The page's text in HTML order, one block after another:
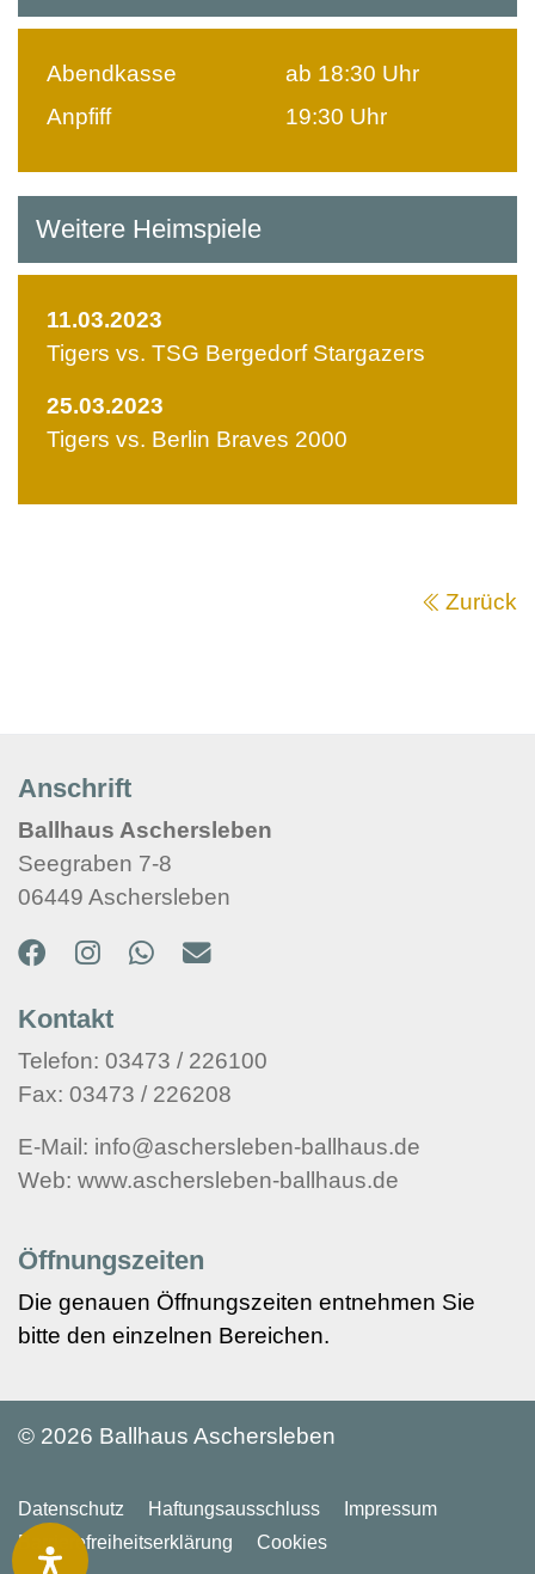
Abendkasse
ab 18:30 Uhr
Anpfiff
19:30 Uhr
Weitere Heimspiele
11.03.2023
Tigers vs. TSG Bergedorf Stargazers
25.03.2023
Tigers vs. Berlin Braves 2000
Zurück
Anschrift
Ballhaus Aschersleben
Seegraben 7-8
06449 Aschersleben
Kontakt
Telefon: 03473 / 226100
Fax: 03473 / 226208
E-Mail: info@aschersleben-ballhaus.de
Web: www.aschersleben-ballhaus.de
Öffnungszeiten
Die genauen Öffnungszeiten entnehmen Sie
bitte den einzelnen Bereichen.
© 2026 Ballhaus Aschersleben
Datenschutz Haftungsausschluss
Impressum
Barriere­freiheits­erklärung
Cookies